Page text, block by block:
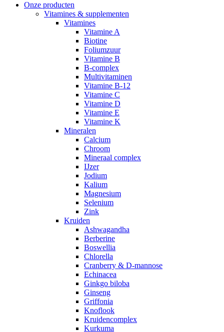
Onze producten
Vitamines & supplementen
Vitamines
Vitamine A
Biotine
Foliumzuur
Vitamine B
B-complex
Multivitaminen
Vitamine B-12
Vitamine C
Vitamine D
Vitamine E
Vitamine K
Mineralen
Calcium
Chroom
Mineraal complex
IJzer
Jodium
Kalium
Magnesium
Selenium
Zink
Kruiden
Ashwagandha
Berberine
Boswellia
Chlorella
Cranberry & D-mannose
Echinacea
Ginkgo biloba
Ginseng
Griffonia
Knoflook
Kruidencomplex
Kurkuma